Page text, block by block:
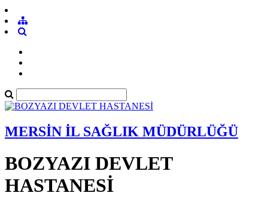
MERSİN İL SAĞLIK MÜDÜRLÜĞÜ
BOZYAZI DEVLET
HASTANESİ